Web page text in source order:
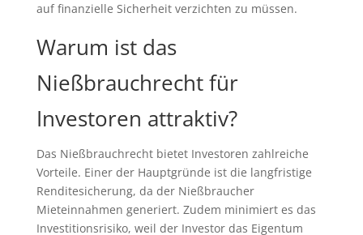
auf finanzielle Sicherheit verzichten zu müssen.
Warum ist das
Nießbrauchrecht für
Investoren attraktiv?
Das Nießbrauchrecht bietet Investoren zahlreiche
Vorteile. Einer der Hauptgründe ist die langfristige
Renditesicherung, da der Nießbraucher
Mieteinnahmen generiert. Zudem minimiert es das
Investitionsrisiko, weil der Investor das Eigentum